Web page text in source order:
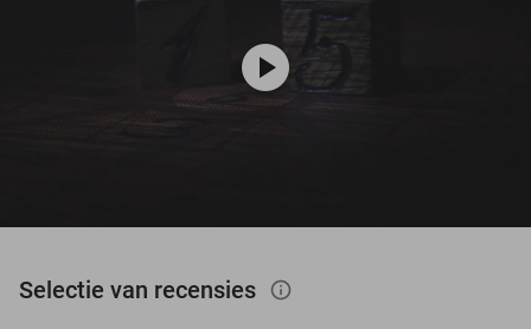
play_circle
Selectie van recensies info_outlined